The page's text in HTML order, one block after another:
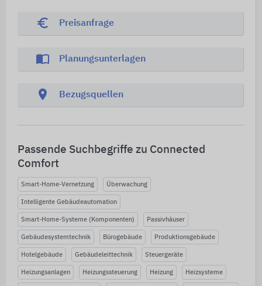
euro_symbol Preisanfrage
import_contacts Planungsunterlagen
location_on Bezugsquellen
Passende Suchbegriffe zu Connected
Comfort
Smart-Home-Vernetzung Überwachung
Intelligente Gebäudeautomation
Smart-Home-Systeme (Komponenten) Passivhäuser
Gebäudesystemtechnik Bürogebäude Produktionsgebäude
Hotelgebäude Gebäudeleittechnik Steuergeräte
Heizungsanlagen Heizungssteuerung Heizung Heizsysteme